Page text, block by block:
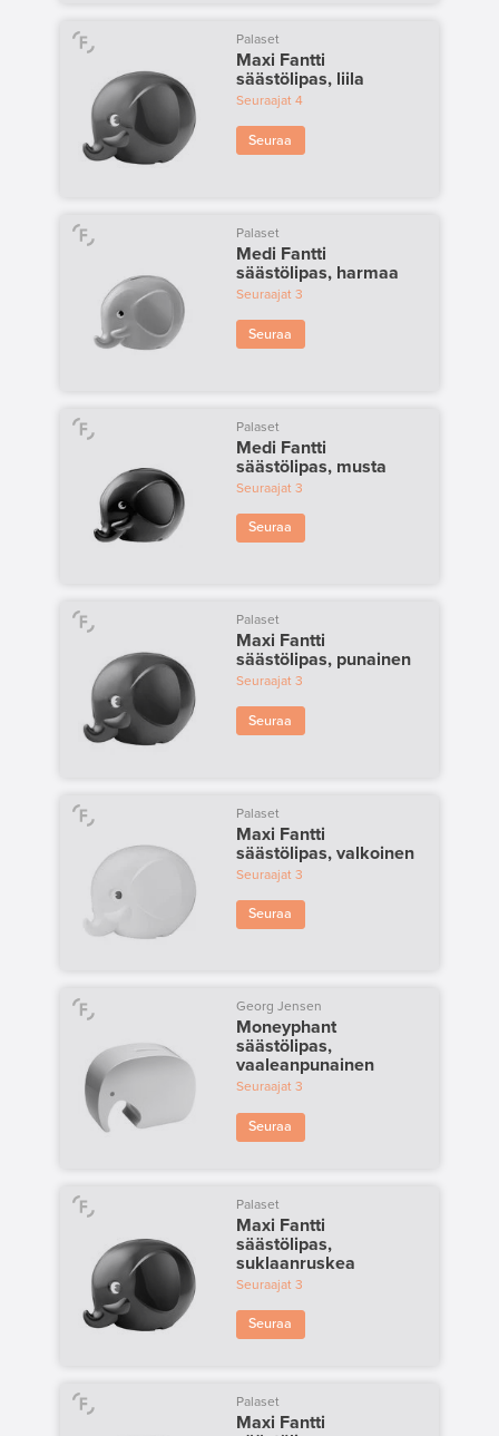
Palaset
Maxi Fantti
säästölipas, liila
Seuraajat4
Seuraa
Palaset
Medi Fantti
säästölipas, harmaa
Seuraajat3
Seuraa
Palaset
Medi Fantti
säästölipas, musta
Seuraajat 3
Seuraa
Palaset
Maxi Fantti
säästölipas, punainen
Seuraajat3
Seuraa
Palaset
Maxi Fantti
säästölipas, valkoinen
Seuraajat3
Seuraa
Georg Jensen
Moneyphant
säästölipas,
vaaleanpunainen
Seuraajat3
Seuraa
Palaset
Maxi Fantti
säästölipas,
suklaanruskea
Seuraajat 3
Seuraa
Palaset
Maxi Fantti